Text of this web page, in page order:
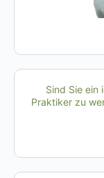
Sind Sie ein
Praktiker zu